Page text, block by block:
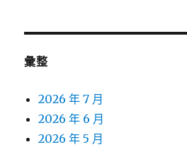
彙整
2026 年 7 月
2026 年 6 月
2026 年 5 月